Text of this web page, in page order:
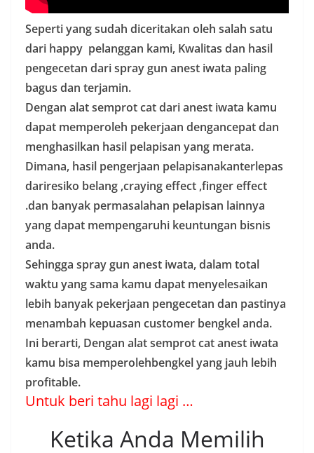
Seperti yang sudah diceritakan oleh salah satu
dari happy pelanggan kami, Kwalitas dan hasil
pengecetan dari spray gun anest iwata paling
bagus dan terjamin.
Dengan alat semprot cat dari anest iwata kamu
dapat memperoleh pekerjaan dengancepat dan
menghasilkan hasil pelapisan yang merata.
Dimana, hasil pengerjaan pelapisanakanterlepas
dariresiko belang ,craying effect ,finger effect
.dan banyak permasalahan pelapisan lainnya
yang dapat mempengaruhi keuntungan bisnis
anda.
Sehingga spray gun anest iwata, dalam total
waktu yang sama kamu dapat menyelesaikan
lebih banyak pekerjaan pengecetan dan pastinya
menambah kepuasan customer bengkel anda.
Ini berarti, Dengan alat semprot cat anest iwata
kamu bisa memperolehbengkel yang jauh lebih
profitable.
Untuk beri tahu lagi lagi …
Ketika Anda Memilih